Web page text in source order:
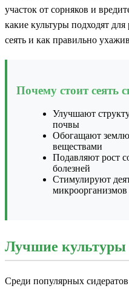
участок от сорняков и
какие культуры подходят
сеять и как правильно
Почему стоит сеять
Улучшают
почвы
Обогащают
веществами
Подавляют рост
болезней
Стимулируют
микроорганизмов
Лучшие культуры
Среди популярных